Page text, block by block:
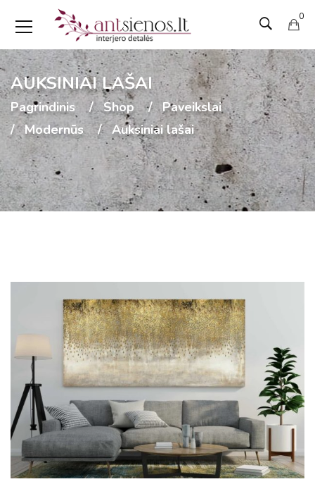
0
AUKSINIAI LAŠAI
Pagrindinis Shop
Paveikslai
Modernūs
Auksiniai lašai